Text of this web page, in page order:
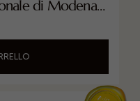
di Modena
in Gelso con
DOP